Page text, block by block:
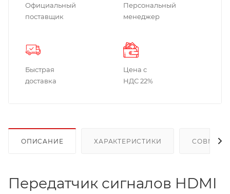
Официальный
поставщик
Персональный
менеджер
Быстрая
доставка
Цена с
НДС 22%
ОПИСАНИЕ ХАРАКТЕРИСТИКИ
Передатчик сигналов HDMI